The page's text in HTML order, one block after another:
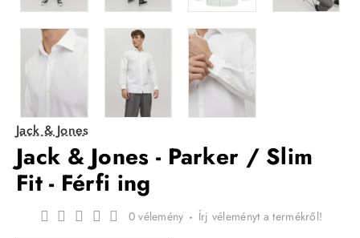
Jack & Jones
Jack & Jones - Parker / Slim
Fit - Férfi ing
0 vélemény - Írj véleményt a termékről!